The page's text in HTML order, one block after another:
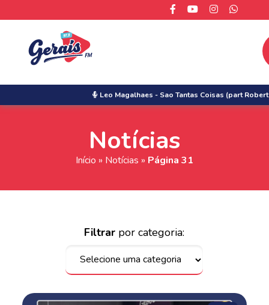
Leo Magalhaes- Sao Tantas Coisas (part
Notícias
Início » Notícias » Página 31
Filtrar por categoria: